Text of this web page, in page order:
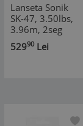
Lanseta Sonik
SK-47, 3.50lbs,
3.96m, 2seg
52990 Lei